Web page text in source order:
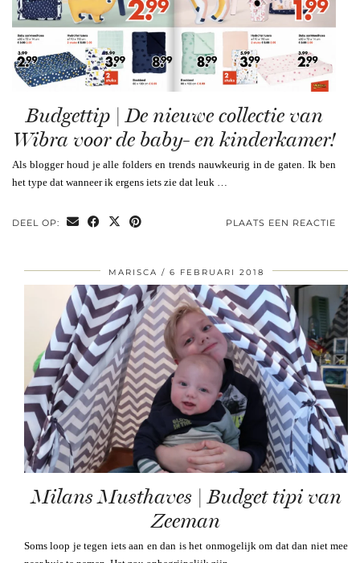
Budgettip | De nieuwe collectie van
Wibra voor de baby- en kinderkamer!
Als blogger houd je alle folders en trends nauwkeurig in de gaten. Ik ben
het type dat wanneer ik ergens iets zie dat leuk …
DEEL OP: PLAATS EEN REACTIE
MARISCA 6 FEBRUARI 2018
Milans Musthaves | Budget tipi van
Zeeman
Soms loop je tegen iets aan en dan is het onmogelijk om dat dan niet mee